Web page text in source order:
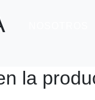
la